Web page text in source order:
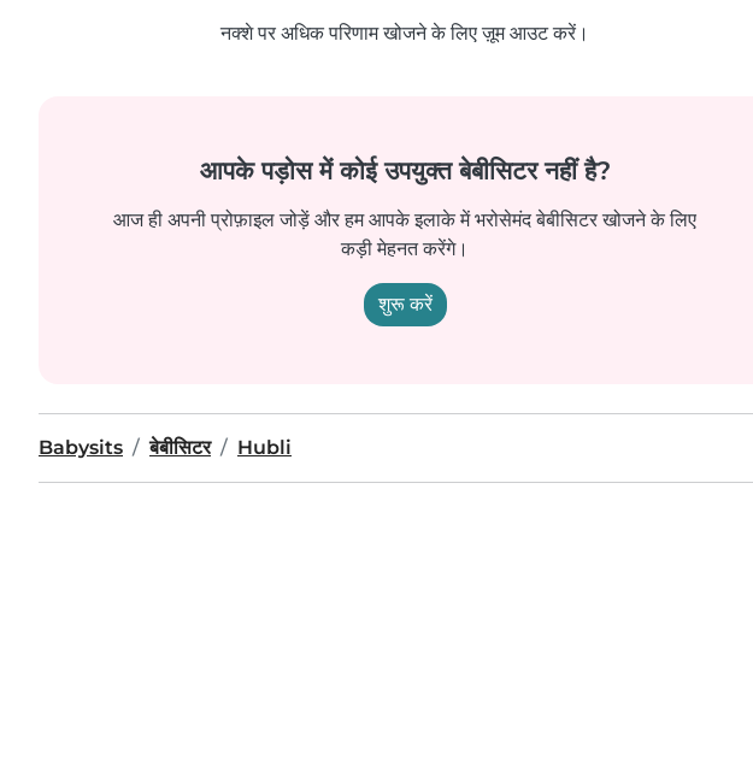
नक्शे पर अधिक परिणाम खोजने के लिए ज़ूम आउट करें।
आपके पड़ोस में कोई उपयुक्त बेबीसिटर नहीं है?
आज ही अपनी प्रोफ़ाइल जोड़ें और हम आपके इलाके में भरोसेमंद बेबीसिटर खोजने के लिए
कड़ी मेहनत करेंगे।
शुरू करें
Babysits बेबीसिटर Hubli